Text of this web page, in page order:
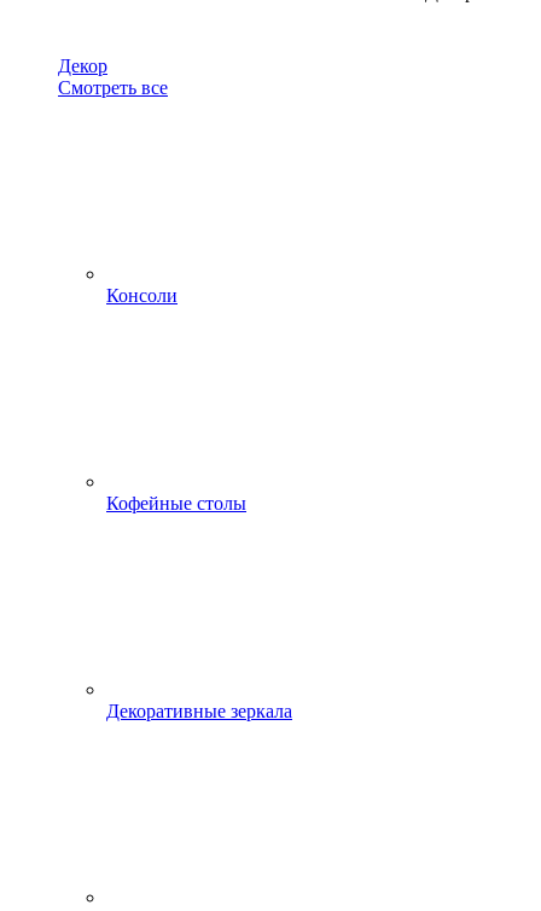
Декор
Смотреть все
Консоли
Кофейные столы
Декоративные зеркала